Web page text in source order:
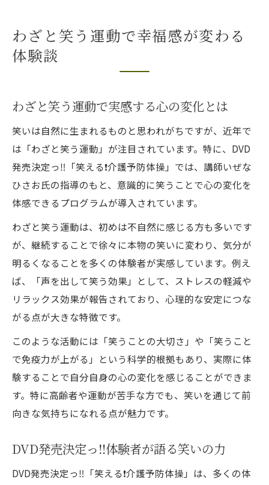
わざと笑う運動で幸福感が変わる
体験談
わざと笑う運動で実感する心の変化とは
笑いは自然に生まれるものと思われがちですが、近年で
は「わざと笑う運動」が注目されています。特に、DVD
発売決定っ‼️「笑える❗️介護予防体操」では、講師いぜな
ひさお氏の指導のもと、意識的に笑うことで心の変化を
体感できるプログラムが導入されています。
わざと笑う運動は、初めは不自然に感じる方も多いです
が、継続することで徐々に本物の笑いに変わり、気分が
明るくなることを多くの体験者が実感しています。例え
ば、「声を出して笑う効果」として、ストレスの軽減や
リラックス効果が報告されており、心理的な安定につな
がる点が大きな特徴です。
このような活動には「笑うことの大切さ」や「笑うこと
で免疫力が上がる」という科学的根拠もあり、実際に体
験することで自分自身の心の変化を感じることができま
す。特に高齢者や運動が苦手な方でも、笑いを通じて前
向きな気持ちになれる点が魅力です。
DVD発売決定っ‼️体験者が語る笑いの力
DVD発売決定っ‼️「笑える❗️介護予防体操」は、多くの体